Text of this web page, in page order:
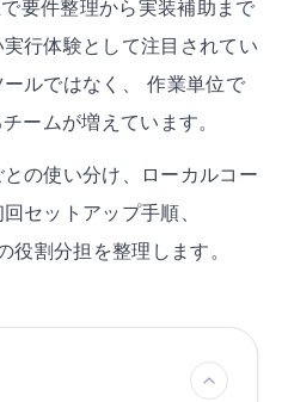
要件整理から実装補助まで
行体験として注目されてい
ルではなく、 作業単位で
ームが増えています。
の使い分け、ローカルコー
セットアップ手順、
割分担を整理します。